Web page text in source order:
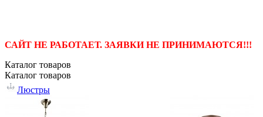
САЙТ НЕ РАБОТАЕТ. ЗАЯВКИ НЕ ПРИНИМАЮТСЯ!!!
Каталог товаров
Каталог товаров
Люстры